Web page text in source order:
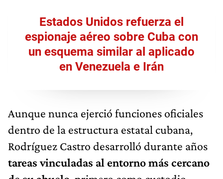
Estados Unidos refuerza el
espionaje aéreo sobre Cuba con
un esquema similar al aplicado
en Venezuela e Irán
Aunque nunca ejerció funciones oficiales
dentro de la estructura estatal cubana,
Rodríguez Castro desarrolló durante años
tareas vinculadas al entorno más cercano